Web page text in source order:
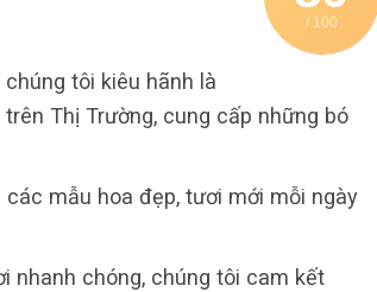
/ 100
chúng tôi kiêu hãnh là
Thị Trường, cung cấp những bó
mẫu hoa đẹp, tươi mới mỗi ngày
nhanh chóng, chúng tôi cam kết